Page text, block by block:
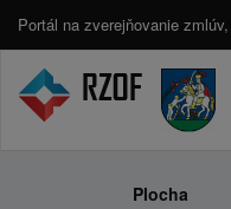
Portál na zverejňovanie
Plocha